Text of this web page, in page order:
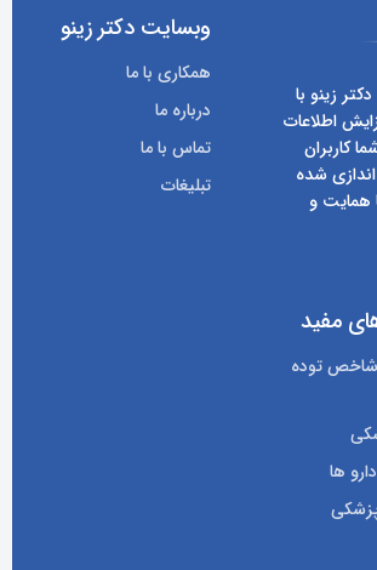
زینو با
اطلاعات
کاربران
شده
همایت و
وبسایت دکتر زینو
همکاری با ما
درباره ما
تماس با ما
تبلیغات
مفید
توده
ها